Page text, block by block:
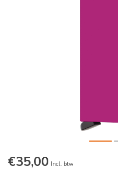
€35,00 Incl. btw